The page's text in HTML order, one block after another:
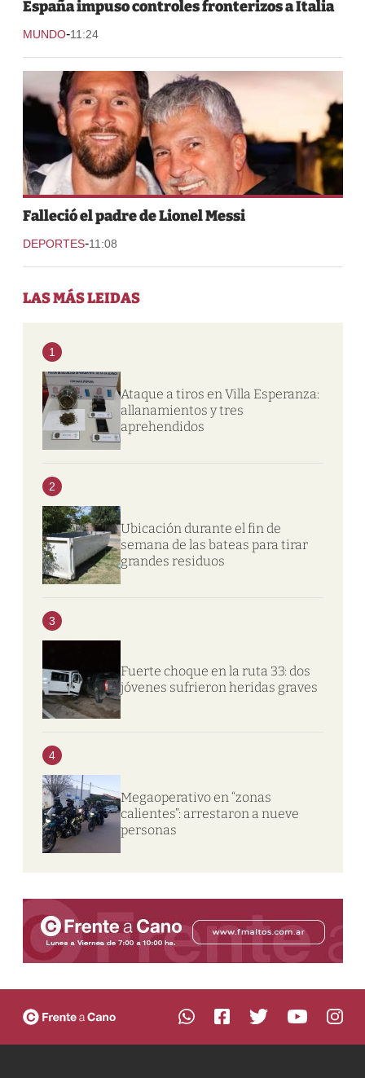
España impuso controles fronterizos a Italia
MUNDO-11:24
Falleció el padre de Lionel Messi
DEPORTES-11:08
LAS MÁS LEIDAS
1
Ataque a tiros en Villa Esperanza:
allanamientos y tres
aprehendidos
2
Ubicación durante el fin de
semana de las bateas para tirar
grandes residuos
3
Fuerte choque en la ruta 33: dos
jóvenes sufrieron heridas graves
4
Megaoperativo en “zonas
calientes”: arrestaron a nueve
personas